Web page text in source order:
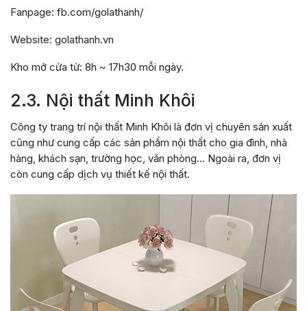
Fanpage: fb.com/golathanh/
Website: golathanh.vn
Kho mở cửa từ: 8h ~ 17h30 mỗi ngày.
2.3. Nội thất Minh Khôi
Công ty trang trí nội thất Minh Khôi là đơn vị chuyên sản xuất
cũng như cung cấp các sản phẩm nội thất cho gia đình, nhà
hàng, khách sạn, trường học, văn phòng… Ngoài ra, đơn vị
còn cung cấp dịch vụ thiết kế nội thất.